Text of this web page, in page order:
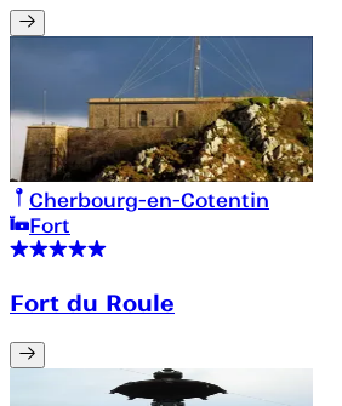
Cherbourg-en-Cotentin
Fort
Fort du Roule